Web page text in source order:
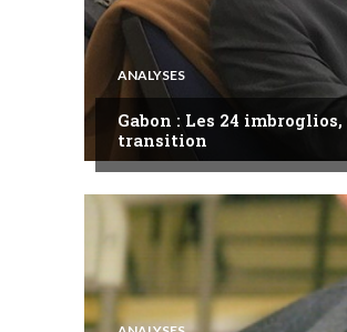
ANALYSES
Gabon : Les 24
transition